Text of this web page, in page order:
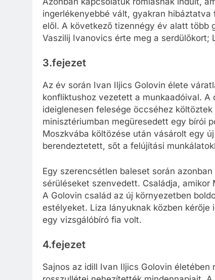
ingerlékenyebbé vált, gyakran
elől. A következő tizennégy év alatt több
Vaszilij Ivanovics érte meg a serdülőkort;
3.fejezet
Az év során Ivan Iljics Golovin élete
konfliktushoz vezetett a munkaadóival.
ideiglenesen felesége öccséhez
minisztériumban megüresedett egy bírói
Moszkvába költözése után vásárolt egy
berendeztetett, sőt a felújítási
Egy szerencsétlen baleset során
sérüléseket szenvedett. Családja,
A Golovin család az új környezetben
estélyeket. Liza lányuknak közben
egy vizsgálóbíró fia volt.
4.fejezet
Sajnos az idill Ivan Iljics Golovin